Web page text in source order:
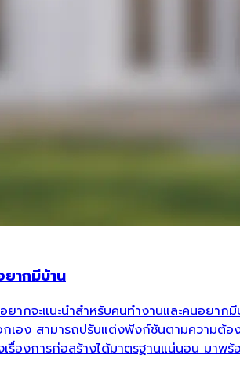
ยากมีบ้าน
กจะแนะนำสำหรับคนทำงานและคนอยาก
อง สามารถปรับแต่งฟังก์ชันตามความต้อ
องการก่อสร้างได้มาตรฐานแน่นอน มาพ